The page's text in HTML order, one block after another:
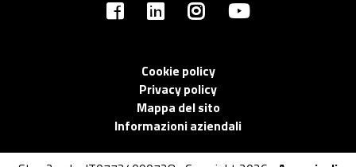
Cookie policy
Privacy policy
Mappa del sito
Informazioni aziendali